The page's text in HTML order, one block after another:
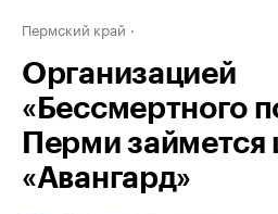
Пермский край
Организацией
«Бессмертного
Перми займется
«Авангард»